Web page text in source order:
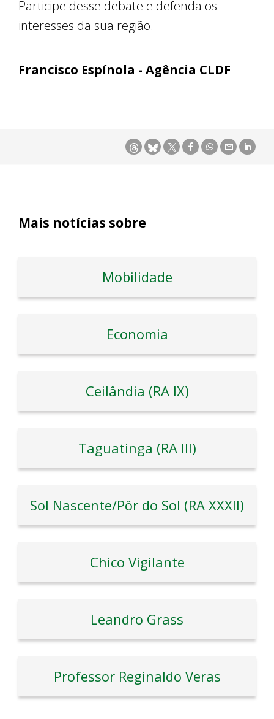
Participe desse debate e defenda os
interesses da sua região.
Francisco Espínola - Agência CLDF
Mais notícias sobre
Mobilidade
Economia
Ceilândia (RA IX)
Taguatinga (RA III)
Sol Nascente/Pôr do Sol (RA XXXII)
Chico Vigilante
Leandro Grass
Professor Reginaldo Veras